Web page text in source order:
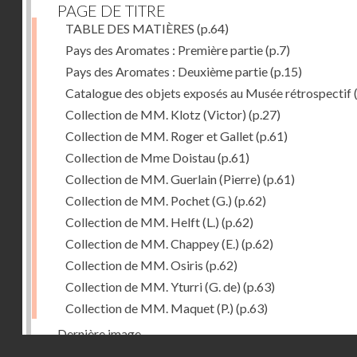
PAGE DE TITRE
TABLE DES MATIÈRES (p.64)
Pays des Aromates : Première partie(p.7)
Pays des Aromates : Deuxième partie(p.15)
Catalogue des objets exposés au Musée rétrospectif
Collection de MM. Klotz (Victor) (p.27)
Collection de MM. Roger et Gallet(p.61)
Collection de Mme Doistau(p.61)
Collection de MM. Guerlain (Pierre) (p.61)
Collection de MM. Pochet (G.) (p.62)
Collection de MM. Helft (L.) (p.62)
Collection de MM. Chappey (E.) (p.62)
Collection de MM. Osiris (p.62)
Collection de MM. Yturri (G. de) (p.63)
Collection de MM. Maquet (P.) (p.63)
Dernière image